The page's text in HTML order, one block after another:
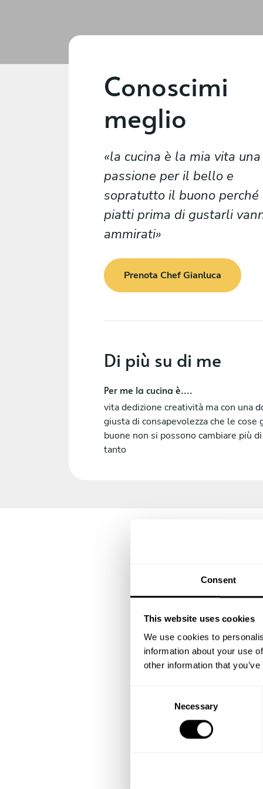
Consent
This website uses cookies
We use cookies to
information about your use
other information that
Necessary
Conoscimi
meglio
la cucina è la mia vita una
passione per il bello e
sopratutto il buono perché
piatti prima di gustarli
ammirati
Prenota Chef Gianluca
Di più su di me
Per me la cucina è....
vita dedizione creatività ma con una
giusta di consapevolezza che le cose
buone non si possono cambiare più di
tanto